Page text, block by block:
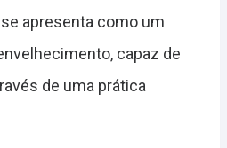
apresenta como um
capaz de
de uma prática